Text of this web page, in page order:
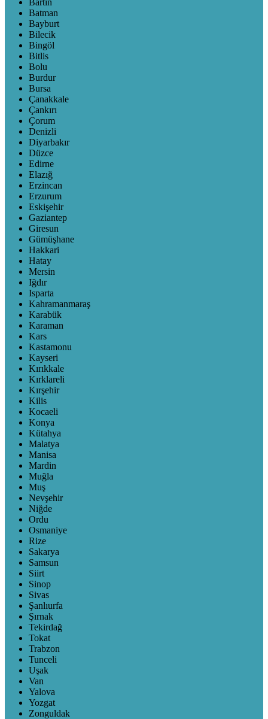
Bartın
Batman
Bayburt
Bilecik
Bingöl
Bitlis
Bolu
Burdur
Bursa
Çanakkale
Çankırı
Çorum
Denizli
Diyarbakır
Düzce
Edirne
Elazığ
Erzincan
Erzurum
Eskişehir
Gaziantep
Giresun
Gümüşhane
Hakkari
Hatay
Mersin
Iğdır
Isparta
Kahramanmaraş
Karabük
Karaman
Kars
Kastamonu
Kayseri
Kırıkkale
Kırklareli
Kırşehir
Kilis
Kocaeli
Konya
Kütahya
Malatya
Manisa
Mardin
Muğla
Muş
Nevşehir
Niğde
Ordu
Osmaniye
Rize
Sakarya
Samsun
Siirt
Sinop
Sivas
Şanlıurfa
Şırnak
Tekirdağ
Tokat
Trabzon
Tunceli
Uşak
Van
Yalova
Yozgat
Zonguldak